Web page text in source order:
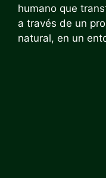
humano que
a través de un
natural, en un